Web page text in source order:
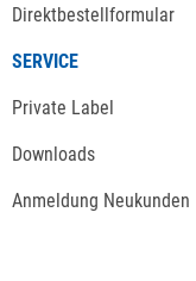
Direktbestellformular
SERVICE
Private Label
Downloads
Anmeldung Neukunden